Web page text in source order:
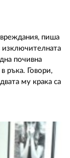
пиша
изключителната
почивна
ръка. Говори,
му крака са